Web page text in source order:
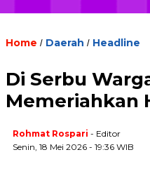
Home / Daerah / Headline
Di Serbu
Memeriahkan
Rohmat Rospari - Editor
Senin, 18 Mei 2026 - 19:36 WIB